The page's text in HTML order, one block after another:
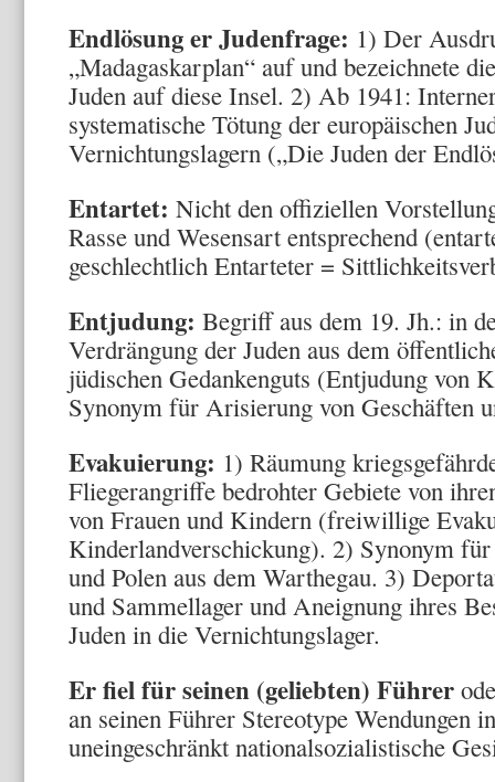
Endlösung er Judenfrage: 1) Der
„Madagaskarplan“ auf und bezeichnete
Juden auf diese Insel. 2) Ab 1941:
systematische Tötung der europäischen
Vernichtungslagern („Die Juden der
Entartet: Nicht den offiziellen
Rasse und Wesensart entsprechend
geschlechtlich Entarteter =
Entjudung: Begriff aus dem 19. Jh.: in
Verdrängung der Juden aus dem
jüdischen Gedankenguts (Entjudung von
Synonym für Arisierung von Geschäften
Evakuierung: 1) Räumung
Fliegerangriffe bedrohter Gebiete von
von Frauen und Kindern (freiwillige
Kinderlandverschickung). 2) Synonym
und Polen aus dem Warthegau. 3)
und Sammellager und Aneignung ihres
Juden in die Vernichtungslager.
Er fiel für seinen (geliebten) Führer
an seinen Führer Stereotype Wendungen
uneingeschränkt nationalsozialistische